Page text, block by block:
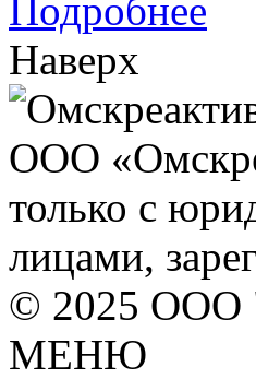
Подробнее
Наверх
ООО
только с
лицами,
© 2025 ООО
МЕНЮ